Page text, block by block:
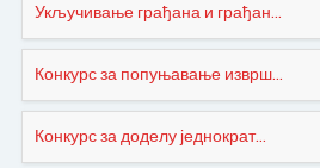
Укључивање грађана и грађан...
Конкурс за попуњавање изврш...
Конкурс за доделу једнократ...